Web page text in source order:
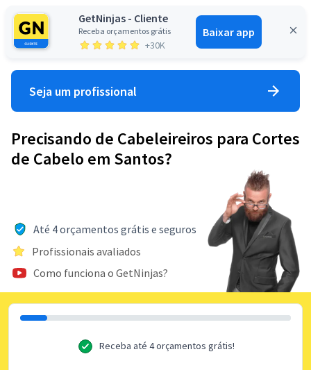
GetNinjas - Cliente
Receba orçamentos grátis
+30K
Baixar app
Entrar
Seja um profissional
Precisando de Cabeleireiros para Cortes
de Cabelo em Santos?
Até 4 orçamentos grátis e seguros
Profissionais avaliados
Como funciona o GetNinjas?
Receba até 4 orçamentos grátis!